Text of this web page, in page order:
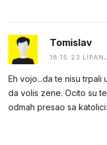
Tomislav
18:15
Eh vojo...da te nisu
da volis zene. Ocito su
odmah presao sa